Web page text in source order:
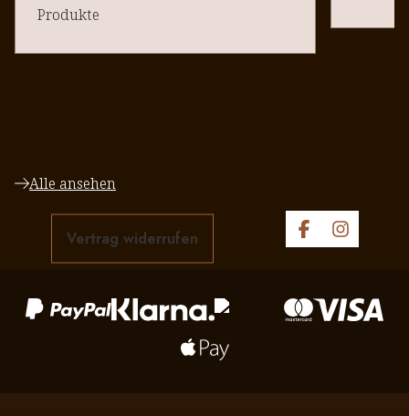
Produkte
Alle ansehen
Vertrag widerrufen